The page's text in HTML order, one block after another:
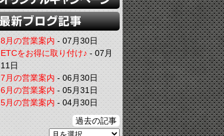
8月の営業案内-07月30日
ETCをお得に取り付け♪-07月
11日
7月の営業案内-06月30日
6月の営業案内-05月31日
5月の営業案内-04月30日
過去の記事